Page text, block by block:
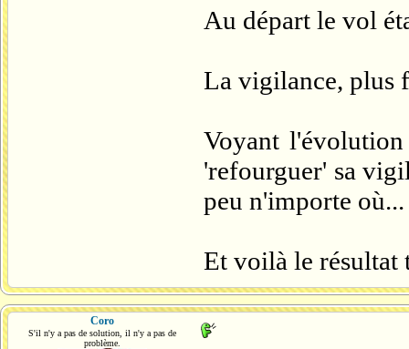
Au départ le vol
La vigilance, plus
Voyant l'évolution
'refourguer' sa
peu n'importe où...
Et voilà le résultat
Coro
S'il n'y a pas de solution, il n'y a pas de
problème.